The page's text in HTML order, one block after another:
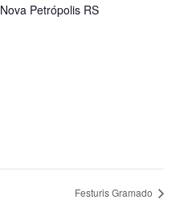
Nova Petrópolis RS
Festuris Gramado